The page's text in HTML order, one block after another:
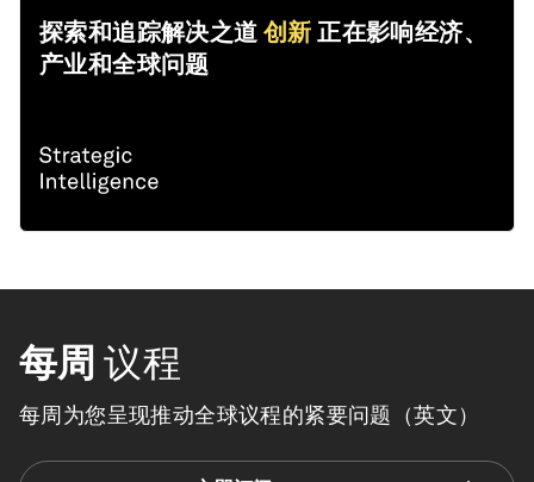
探索和追踪解决之道创新 正在影响经济、
产业和全球问题
每周 议程
每周为您呈现推动全球议程的紧要问题（英文）